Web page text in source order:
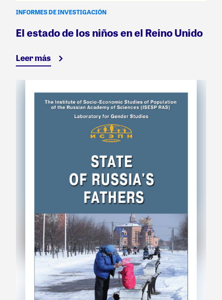
INFORMES DE INVESTIGACIÓN
El estado de los niños en el Reino Unido
Leer más